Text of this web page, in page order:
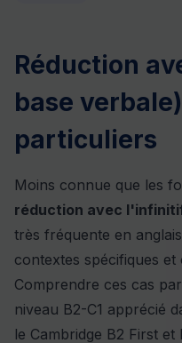
Réduction
base
particuliers
Moins connue que les
réduction avec
très fréquente en
contextes spécifiques et
Comprendre ces cas
niveau B2-C1 apprécié
le Cambridge B2 First et